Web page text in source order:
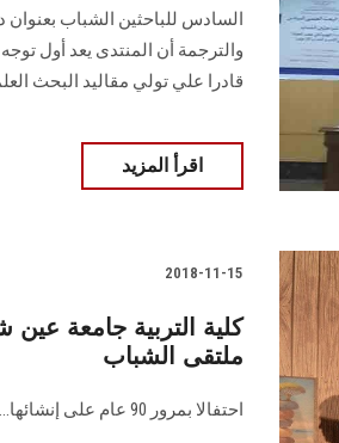
السادس للباحثين الشباب بعنوان
والترجمة أن المنتدى يعد أول
قادرا علي تولي مقاليد البحث
اقرأ المزيد
2018-11-15
ملتقى الشباب
احتفالا بمرور 90 عام على إنشائها... كلية التربية تستضيف برنامج ملتقى الشباب